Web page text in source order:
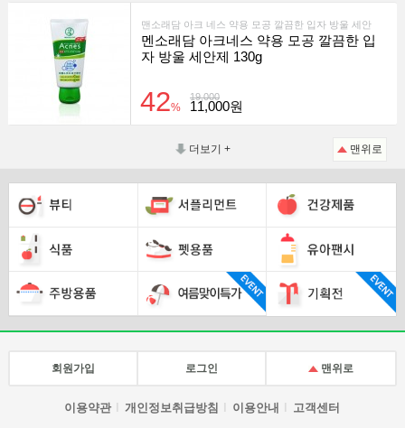
맨소래담 아크 네스 약용 모공 깔끔한 입자 방울 세안
멘소래담 아크네스 약용 모공 깔끔한 입
자 방울 세안제 130g
19,000
42% 11,000원
더보기 + 맨위로
회원가입 로그인 맨위로
이용약관 개인정보취급방침 이용안내 고객센터